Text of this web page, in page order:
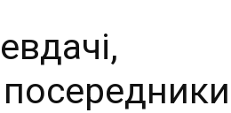
посередники